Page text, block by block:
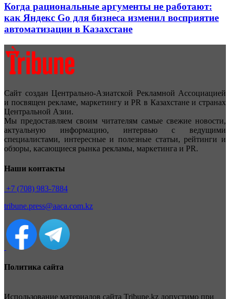
Когда рациональные аргументы не работают:
как Яндекс Go для бизнеса изменил восприятие
автоматизации в Казахстане
Сайт создан Центрально-Азиатской Рекламной Ассоциацией
и посвящен рекламе, маркетингу и PR в Казахстане и странах
Центральной Азии.
Мы предоставляем своим читателям самые свежие новости,
актуальную информацию, интервью с ведущими
специалистами, интересные и полезные статьи, рейтинги и
обзоры, касающиеся рынка рекламы, маркетинга и PR.
Наши контакты
+7 (708) 983-7884
tribune.press@aaca.com.kz
Политика сайта
Использование материалов сайта Tribune.kz допустимо при